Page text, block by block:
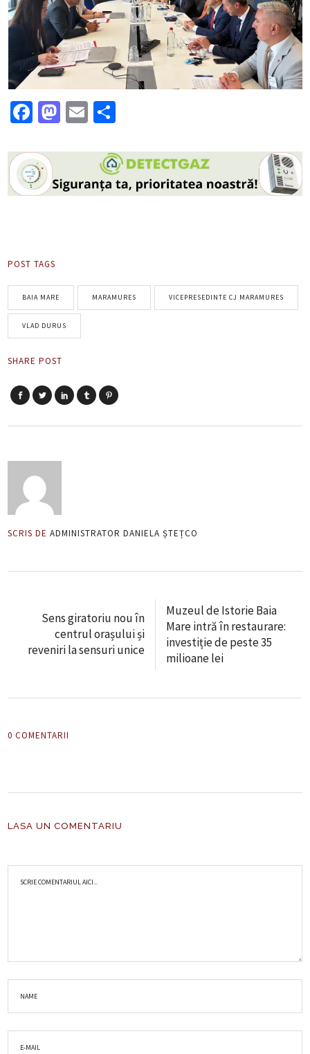
Facebook
Mastodon
Email
POST TAGS
BAIA MARE MARAMURES VICEPRESEDINTE CJ MARAMURES
VLAD DURUS
SHARE POST
SCRIS DE ADMINISTRATOR DANIELA ȘTEȚCO
Sens giratoriu nou în
centrul orașului și
reveniri la sensuri unice
Muzeul de Istorie Baia
Mare intră în restaurare:
investiție de peste 35
milioane lei
0 COMENTARII
LASA UN COMENTARIU